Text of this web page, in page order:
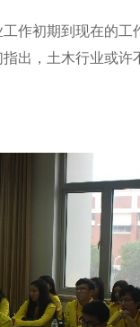
初期到现在的工
出，土木行业或